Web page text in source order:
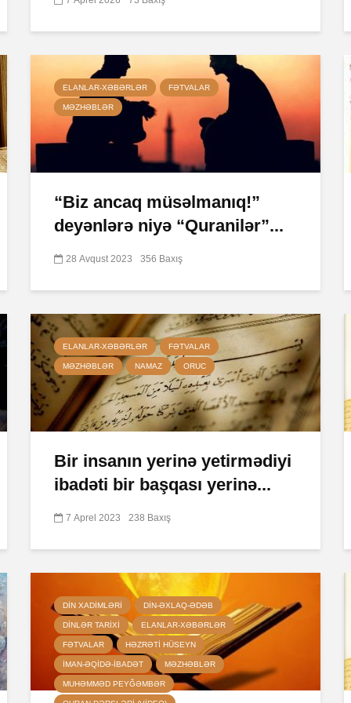
ELANLAR-XƏBƏRLƏR FƏTVALAR
MƏZHƏBLƏR
“Biz ancaq müsəlmanıq!”
deyənlərə niyə “Quranilər”...
28 Avqust 2023 356 Baxış
ELANLAR-XƏBƏRLƏR FƏTVALAR
MƏZHƏBLƏR NAMAZ ORUC
Bir insanın yerinə yetirmədiyi
ibadəti bir başqası yerinə...
7 Aprel 2023 238 Baxış
DIN XADIMLƏRI DIN-ƏXLAQ-ƏDƏB
DINLƏR TARIXI ELANLAR-XƏBƏRLƏR
FƏTVALAR HƏZRƏTI HÜSEYN
İMAN-ƏQIDƏ-IBADƏT MƏZHƏBLƏR
MUHƏMMƏD PEYĞƏMBƏR